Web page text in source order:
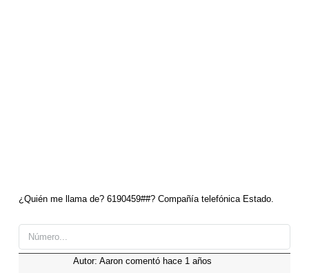
¿Quién me llama de? 6190459##? Compañía telefónica Estado.
Autor: Aaron comentó hace 1 años